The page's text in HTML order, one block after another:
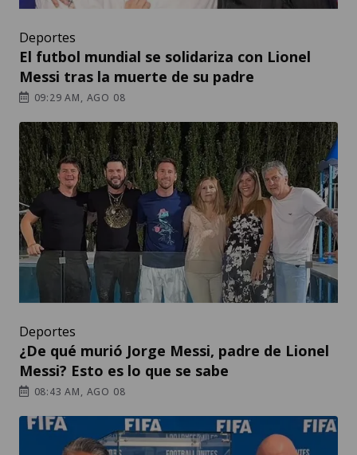
Deportes
El futbol mundial se solidariza con Lionel
Messi tras la muerte de su padre
09:29 AM, AGO 08
Deportes
¿De qué murió Jorge Messi, padre de Lionel
Messi? Esto es lo que se sabe
08:43 AM, AGO 08